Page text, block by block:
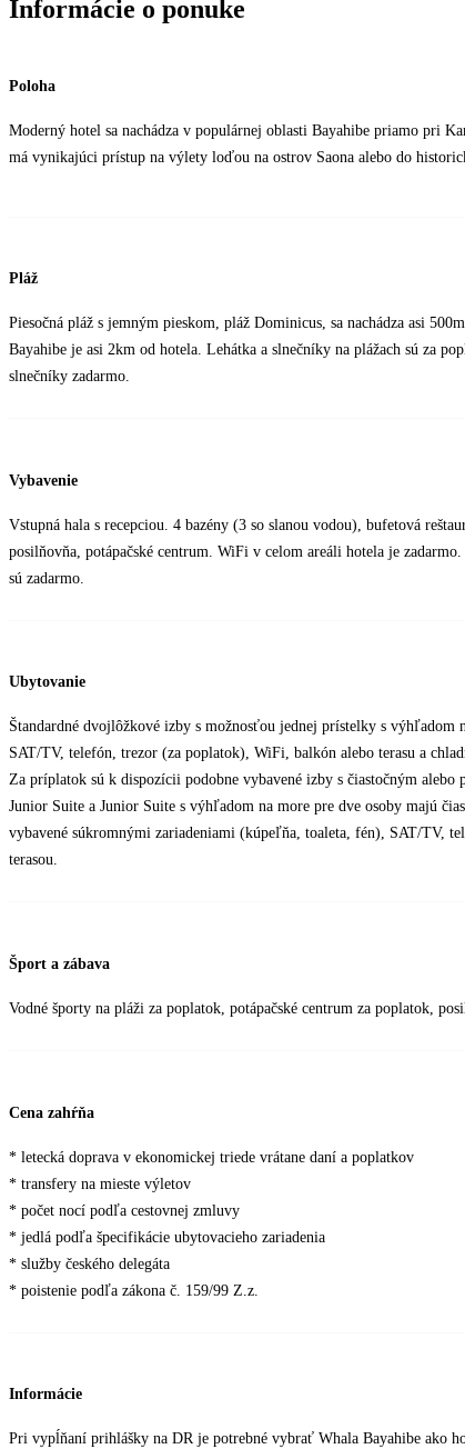
Informácie o ponuke
Poloha
Moderný hotel sa nachádza v populárnej oblasti Bayahibe priamo pri
má vynikajúci prístup na výlety loďou na ostrov Saona alebo do
Pláž
Piesočná pláž s jemným pieskom, pláž Dominicus, sa nachádza asi
Bayahibe je asi 2km od hotela. Lehátka a slnečníky na plážach sú za
slnečníky zadarmo.
Vybavenie
Vstupná hala s recepciou. 4 bazény (3 so slanou vodou), bufetová
posilňovňa, potápačské centrum. WiFi v celom areáli hotela je
sú zadarmo.
Ubytovanie
Štandardné dvojlôžkové izby s možnosťou jednej prístelky s
SAT/TV, telefón, trezor (za poplatok), WiFi, balkón alebo terasu a
Za príplatok sú k dispozícii podobne vybavené izby s čiastočným alebo
Junior Suite a Junior Suite s výhľadom na more pre dve osoby majú
vybavené súkromnými zariadeniami (kúpeľňa, toaleta, fén), SAT/TV,
terasou.
Šport a zábava
Vodné športy na pláži za poplatok, potápačské centrum za poplatok,
Cena zahŕňa
* letecká doprava v ekonomickej triede vrátane daní a poplatkov
* transfery na mieste výletov
* počet nocí podľa cestovnej zmluvy
* jedlá podľa špecifikácie ubytovacieho zariadenia
* služby českého delegáta
* poistenie podľa zákona č. 159/99 Z.z.
Informácie
Pri vypĺňaní prihlášky na DR je potrebné vybrať Whala Bayahibe ako